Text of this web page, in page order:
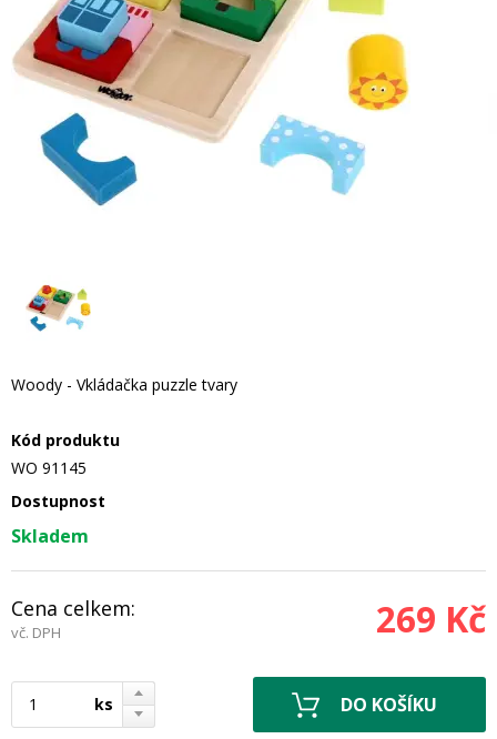
Woody - Vkládačka puzzle tvary
Kód produktu
WO 91145
Dostupnost
Skladem
Cena celkem:
vč. DPH 269 Kč
ks